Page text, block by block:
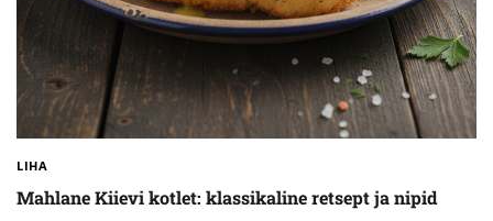
LIHA
Mahlane Kiievi kotlet: klassikaline retsept ja nipid